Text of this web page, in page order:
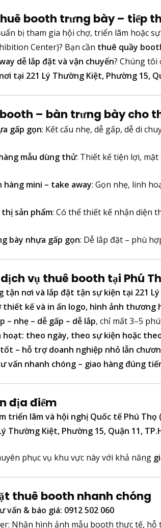
booth trưng bày – tiếp
bị tham gia hội chợ, triển lãm hoặc
Center)? Bạn cần thuê quầy
dễ lắp đặt và vận chuyển? Chúng tôi
tại 221 Lý Thường Kiệt, Phường 15,
– bàn trưng bày cho
gấp gọn: Kết cấu nhẹ, dễ gấp, dễ di
mẫu dùng thử: Thiết kế tiện lợi,
hàng mini – take away: Gọn nhẹ, linh
sản phẩm: Có thể thiết kế nhận diện
bày nhựa gấp gọn: Dễ lắp đặt – phù
vụ thuê booth tại Phú
tận nơi và lắp đặt tận sự kiện tại 221 Lý
thiết kế và in ấn logo, hình ảnh thương
– nhẹ – dễ gấp – dễ lắp, chỉ mất 3–5
hoạt: theo ngày, theo sự kiện hoặc
– hỗ trợ doanh nghiệp nhỏ lẫn
vấn nhanh chóng – giao hàng đúng
địa điểm
triển lãm và hội nghị Quốc tế Phú
Thường Kiệt, Phường 15, Quận 11,
phục vụ khu vực này với khả năng
thuê booth nhanh chóng
vấn & báo giá: 0912 502 060
Nhận hình ảnh mẫu booth thực tế, hỗ